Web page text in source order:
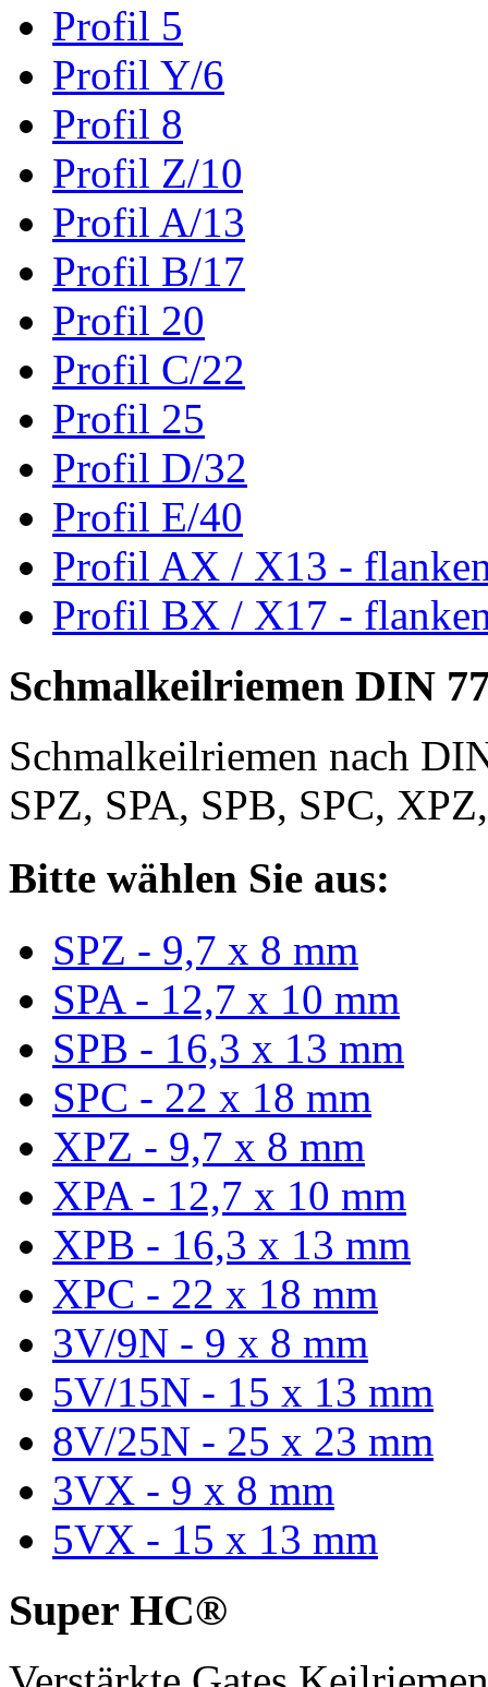
Profil 5
Profil Y/6
Profil 8
Profil Z/10
Profil A/13
Profil B/17
Profil 20
Profil C/22
Profil 25
Profil D/32
Profil E/40
Profil AX / X13 -
Profil BX / X17 -
Schmalkeilriemen DIN
Schmalkeilriemen nach
SPZ, SPA, SPB, SPC,
Bitte wählen Sie aus:
SPZ - 9,7 x 8 mm
SPA - 12,7 x 10 mm
SPB - 16,3 x 13 mm
SPC - 22 x 18 mm
XPZ - 9,7 x 8 mm
XPA - 12,7 x 10 mm
XPB - 16,3 x 13 mm
XPC - 22 x 18 mm
3V/9N - 9 x 8 mm
5V/15N - 15 x 13 mm
8V/25N - 25 x 23 mm
3VX - 9 x 8 mm
5VX - 15 x 13 mm
Super HC®